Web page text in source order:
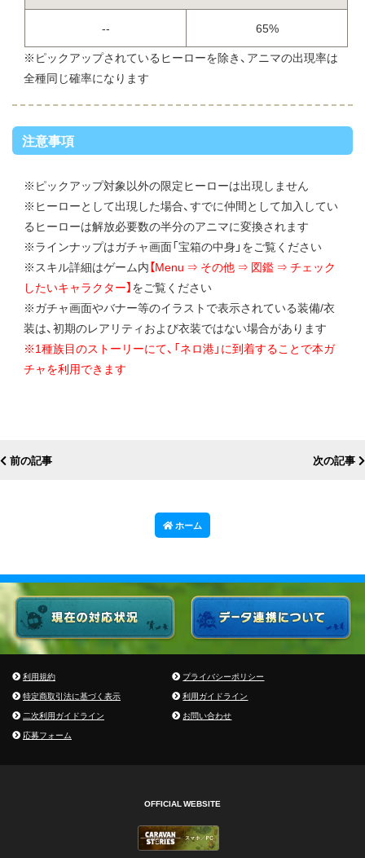
--
65%
※ピックアップされているヒーローを除き、アニマの出現率は
全種同じ確率になります
注意事項
※ピックアップ対象以外の限定ヒーローは出現しません
※ヒーローとして出現した場合、すでに仲間として加入してい
るヒーローは解放必要数の半分のアニマに変換されます
※ラインナップはガチャ画面「宝箱の中身」をご覧ください
※スキル詳細はゲーム内【Menu ⇒ その他 ⇒ 図鑑 ⇒ チェック
したいキャラクター】をご覧ください
※ガチャ画面やバナー等のイラストで表示されている装備/衣
装は、初期のレアリティおよび衣装ではない場合があります
※1種族目のストーリーにて、「ネロ港」に到着することで本ガ
チャを利用できます
前の記事 次の記事
ホーム
利用規約
プライバシーポリシー
特定商取引法に基づく表示
利用ガイドライン
二次利用ガイドライン
お問い合わせ
応募フォーム
OFFICIAL WEBSITE